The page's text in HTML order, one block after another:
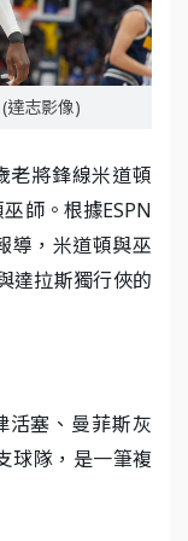
達志影像)
老將鋒線米道頓
師。根據ESPN
導，米道頓與巫
達拉斯獨行俠的
活塞、曼菲斯灰
球隊，是一筆複